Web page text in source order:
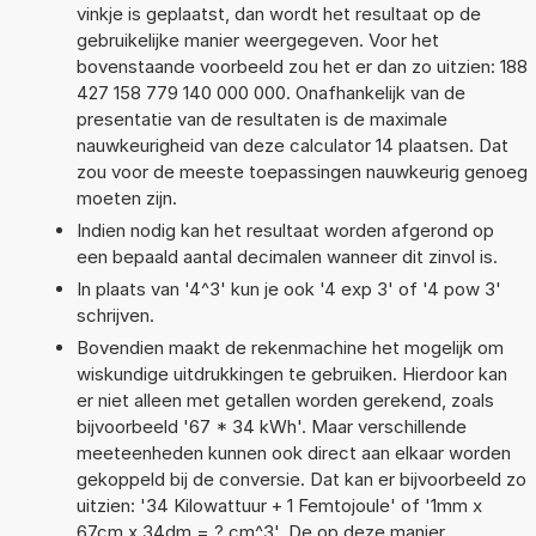
vinkje is geplaatst, dan wordt het resultaat op de
gebruikelijke manier weergegeven. Voor het
bovenstaande voorbeeld zou het er dan zo uitzien: 188
427 158 779 140 000 000. Onafhankelijk van de
presentatie van de resultaten is de maximale
nauwkeurigheid van deze calculator 14 plaatsen. Dat
zou voor de meeste toepassingen nauwkeurig genoeg
moeten zijn.
Indien nodig kan het resultaat worden afgerond op
een bepaald aantal decimalen wanneer dit zinvol is.
In plaats van '4^3' kun je ook '4 exp 3' of '4 pow 3'
schrijven.
Bovendien maakt de rekenmachine het mogelijk om
wiskundige uitdrukkingen te gebruiken. Hierdoor kan
er niet alleen met getallen worden gerekend, zoals
bijvoorbeeld '67 * 34 kWh'. Maar verschillende
meeteenheden kunnen ook direct aan elkaar worden
gekoppeld bij de conversie. Dat kan er bijvoorbeeld zo
uitzien: '34 Kilowattuur + 1 Femtojoule' of '1mm x
67cm x 34dm = ? cm^3'. De op deze manier